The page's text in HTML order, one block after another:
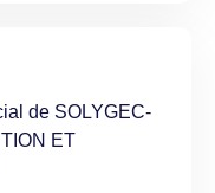
de SOLYGEC-
ET